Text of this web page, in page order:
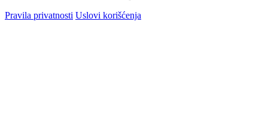
Pravila privatnosti Uslovi korišćenja